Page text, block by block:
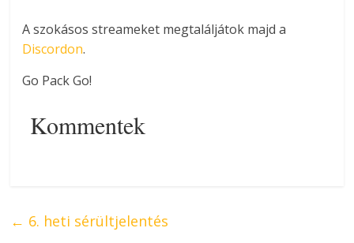
A szokásos streameket megtaláljátok majd a
Discordon.
Go Pack Go!
Kommentek
← 6. heti sérültjelentés